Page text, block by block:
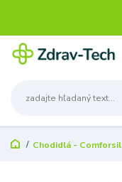
Chodidlá - Comforsil